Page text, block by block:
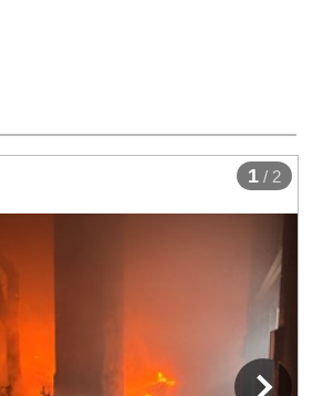
下一張
1 / 2